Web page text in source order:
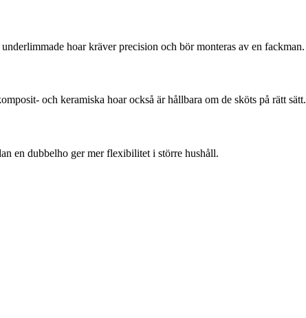
hoar kräver precision och bör monteras av en fackman.
och keramiska hoar också är hållbara om de sköts på rätt sätt.
en dubbelho ger mer flexibilitet i större hushåll.